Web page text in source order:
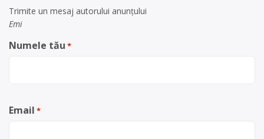
Trimite un mesaj autorului anunţului
Emi
Numele tău *
Email *